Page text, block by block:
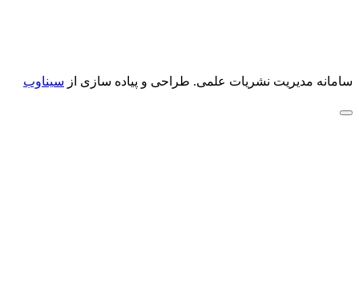
سامانه مدیریت نشریات علمی. طراحی و پیاده سازی از سیناوب